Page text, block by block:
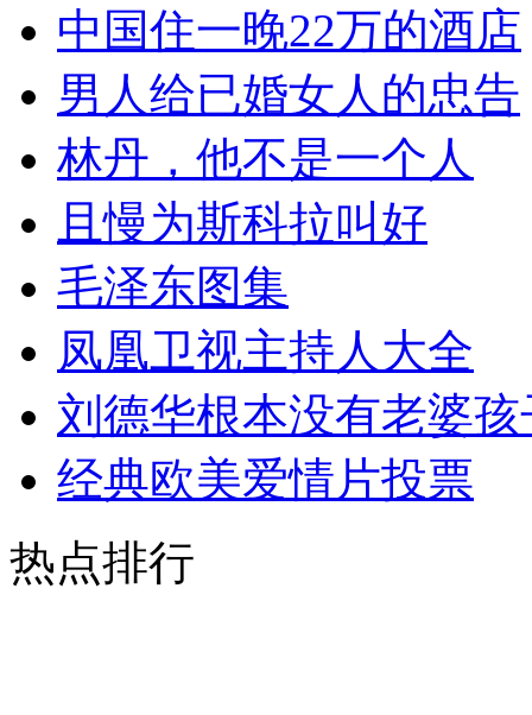
中国住一晚22万的酒店
男人给已婚女人的忠告
林丹，他不是一个人
且慢为斯科拉叫好
毛泽东图集
凤凰卫视主持人大全
刘德华根本没有老婆孩
经典欧美爱情片投票
热点排行